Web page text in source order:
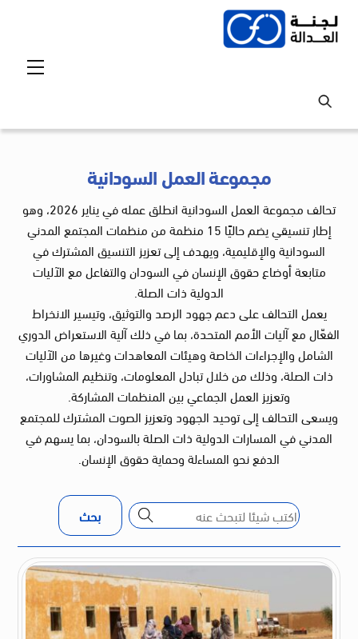
Skip
مجموعة العمل السودانية
تحالف مجموعة العمل السودانية انطلق عمله في يناير 2026، وهو
إطار تنسيقي يضم حاليًا 15 منظمة من منظمات المجتمع المدني
السودانية والإقليمية، ويهدف إلى تعزيز التنسيق المشترك في
متابعة أوضاع حقوق الإنسان في السودان والتفاعل مع الآليات
الدولية ذات الصلة.
يعمل التحالف على دعم جهود الرصد والتوثيق، وتيسير الانخراط
الفعّال مع آليات الأمم المتحدة، بما في ذلك آلية الاستعراض الدوري
الشامل والإجراءات الخاصة وهيئات المعاهدات وغيرها من الآليات
ذات الصلة، وذلك من خلال تبادل المعلومات، وتنظيم المشاورات،
وتعزيز العمل الجماعي بين المنظمات المشاركة.
ويسعى التحالف إلى توحيد الجهود وتعزيز الصوت المشترك للمجتمع
المدني في المسارات الدولية ذات الصلة بالسودان، بما يسهم في
الدفع نحو المساءلة وحماية حقوق الإنسان.
بحث